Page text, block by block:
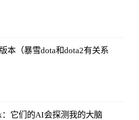
本（暴雪dota和dota2有关系
它们的AI会探测我的大脑